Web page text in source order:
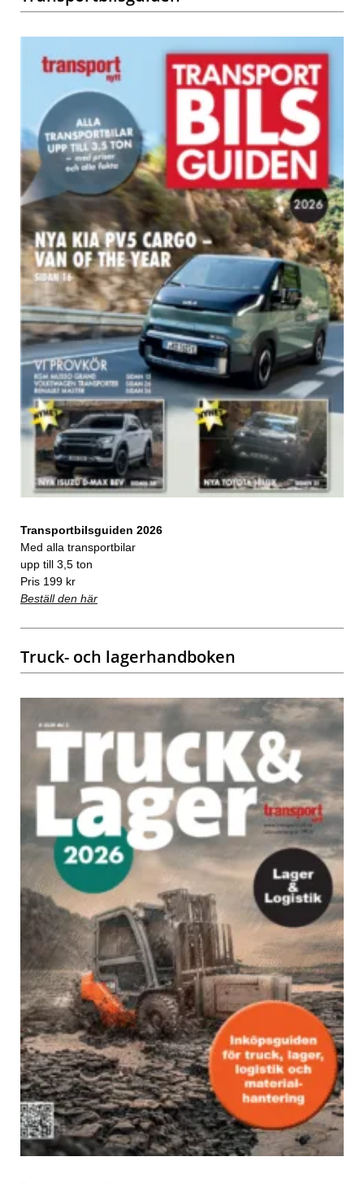
Transportbilsguiden 2026
Med alla transportbilar
upp till 3,5 ton
Pris 199 kr
Beställ den här
Truck- och lagerhandboken